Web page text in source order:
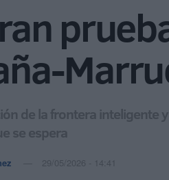
de la frontera inteligente
se espera
29/05/2026 - 14:41